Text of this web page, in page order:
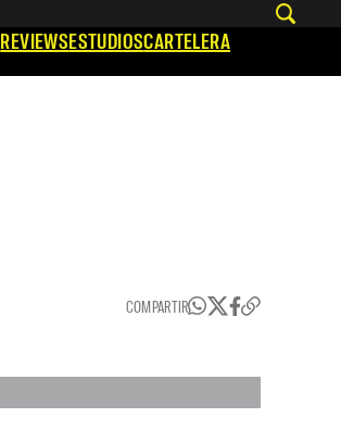
REVIEWSESTUDIOSCARTELERA
COMPARTIR